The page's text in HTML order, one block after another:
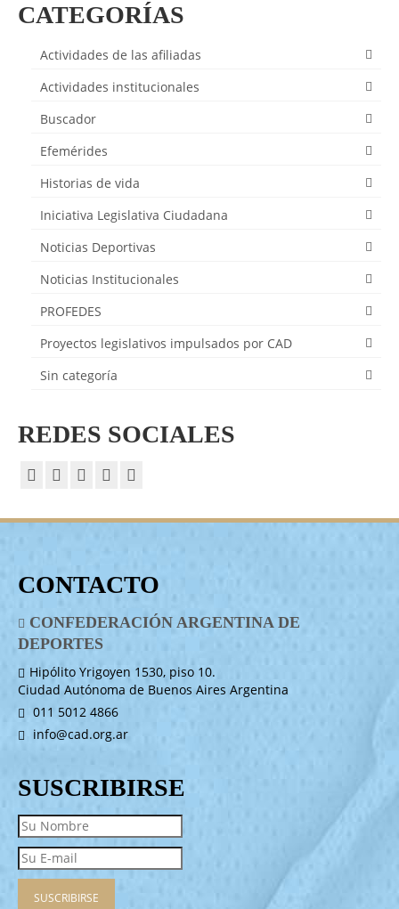
CATEGORÍAS
Actividades de las afiliadas
Actividades institucionales
Buscador
Efemérides
Historias de vida
Iniciativa Legislativa Ciudadana
Noticias Deportivas
Noticias Institucionales
PROFEDES
Proyectos legislativos impulsados por CAD
Sin categoría
REDES SOCIALES
CONTACTO
CONFEDERACIÓN ARGENTINA DE
DEPORTES
Hipólito Yrigoyen 1530, piso 10.
Ciudad Autónoma de Buenos Aires Argentina
011 5012 4866
info@cad.org.ar
SUSCRIBIRSE